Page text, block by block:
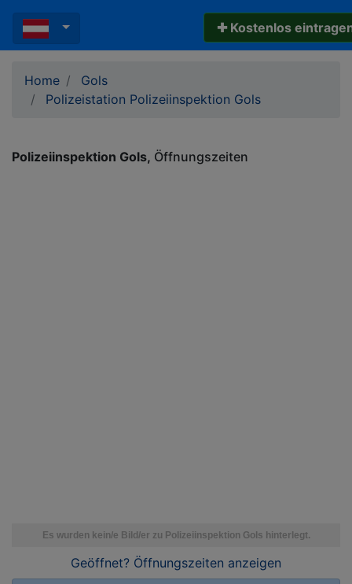
✚ Kostenlos
Home
Gols
Polizeistation Polizeiinspektion Gols
Polizeiinspektion Gols Öffnungszeiten
Geöffnet? Öffnungszeiten anzeigen